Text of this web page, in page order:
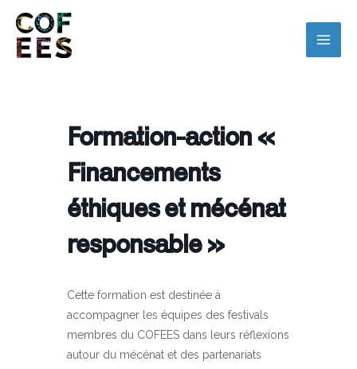
Formation-action «
Financements
éthiques et mécénat
responsable »
Cette formation est destinée à
accompagner les équipes des festivals
membres du COFEES dans leurs réflexions
autour du mécénat et des partenariats